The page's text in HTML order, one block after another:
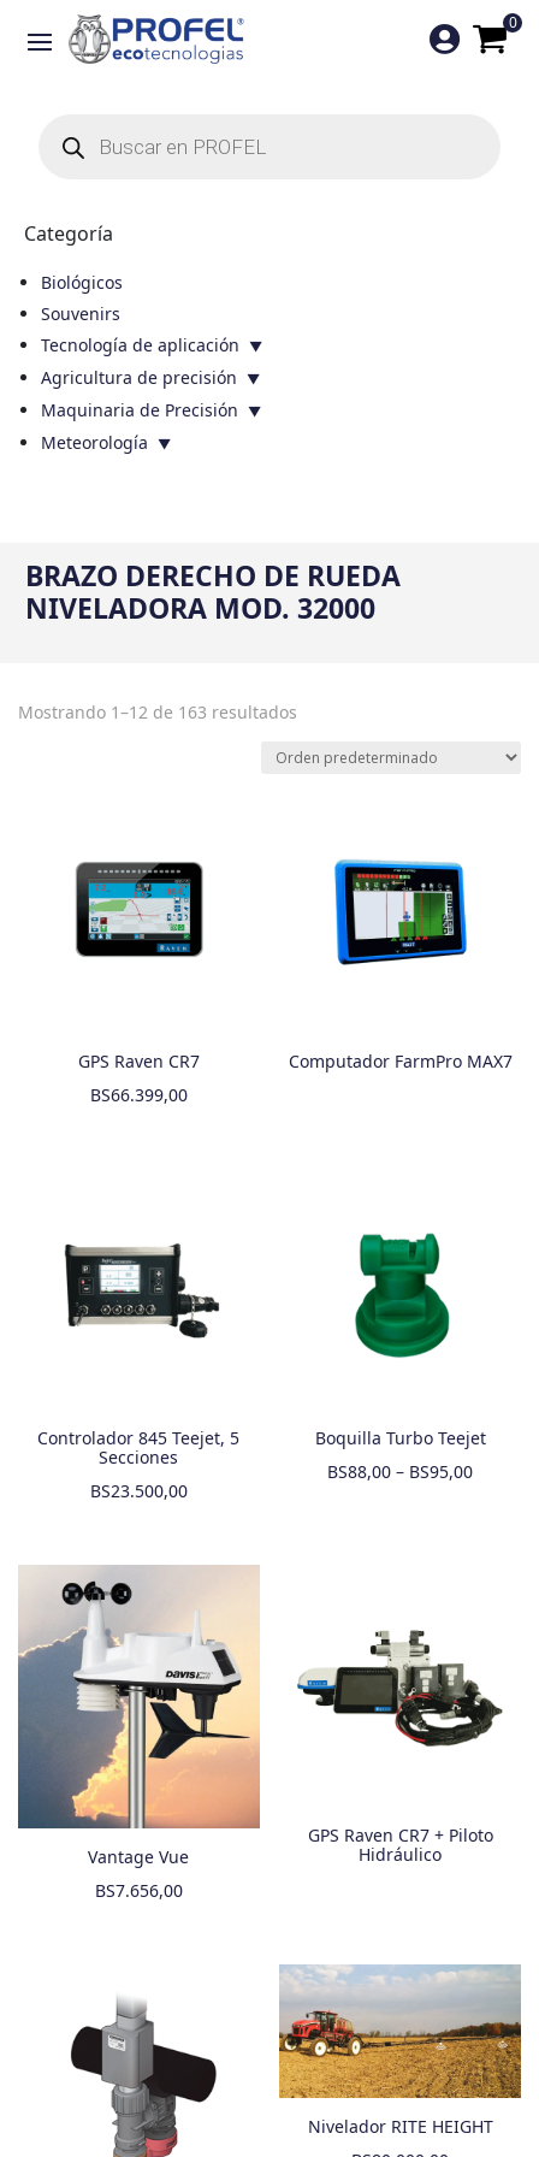
productos
0

Categoría
Biológicos
Souvenirs
Tecnología de aplicación
Agricultura de precisión
Maquinaria de Precisión
Meteorología
BRAZO DERECHO DE RUEDA
NIVELADORA MOD. 32000
Mostrando 1–12 de 163 resultados
GPS Raven CR7
BS66.399,00
Computador FarmPro MAX7
Controlador 845 Teejet, 5
Secciones
BS23.500,00
Boquilla Turbo Teejet
BS88,00 – BS95,00
Vantage Vue
BS7.656,00
GPS Raven CR7 + Piloto
Hidráulico
Nivelador RITE HEIGHT